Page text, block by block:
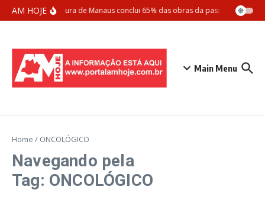
Ir para o conteúdo
AM HOJEPrefeitura de Manaus conclui 65% das obras da passarela Santos
Main Menu
Home / ONCOLÓGICO
Navegando pela
Tag: ONCOLÓGICO